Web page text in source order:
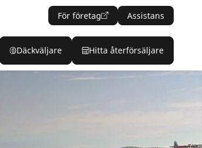
För företag Assistans
Däckväljare Hitta återförsäljare